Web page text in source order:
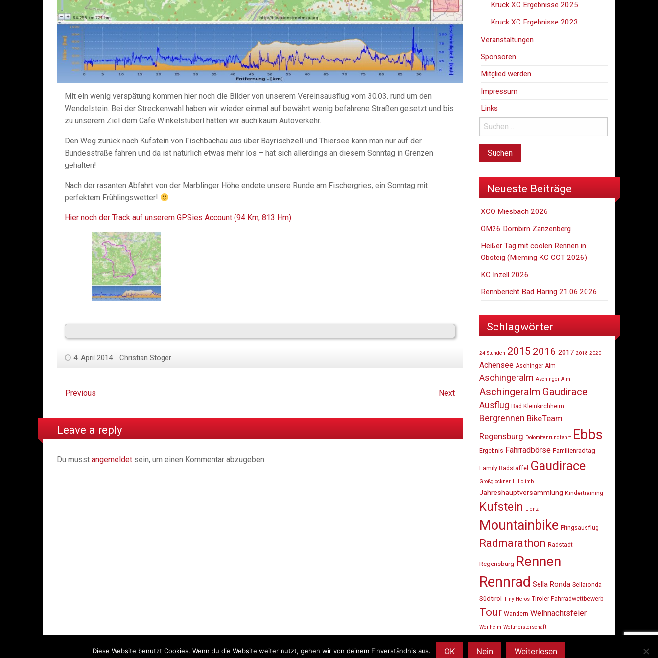
Mit ein wenig verspätung kommen hier noch die Bilder von unserem Vereinsausflug vom 30.03. rund um den
Wendelstein. Bei der Streckenwahl haben wir wieder einmal auf bewährt wenig befahrene Straßen gesetzt und bis
zu unserem Ziel dem Cafe Winkelstüberl hatten wir auch kaum Autoverkehr.
Den Weg zurück nach Kufstein von Fischbachau aus über Bayrischzell und Thiersee kann man nur auf der
Bundesstraße fahren und da ist natürlich etwas mehr los – hat sich allerdings an diesem Sonntag in Grenzen
gehalten!
Nach der rasanten Abfahrt von der Marblinger Höhe endete unsere Runde am Fischergries, ein Sonntag mit
perfektem Frühlingswetter!
Hier noch der Track auf unserem GPSies Account (94 Km, 813 Hm)
4. April 2014 Christian Stöger
Previous Next
Leave a reply
Du musst angemeldet sein, um einen Kommentar abzugeben.
Kruck XC Ergebnisse 2025
Kruck XC Ergebnisse 2023
Veranstaltungen
Sponsoren
Mitglied werden
Impressum
Links
Neueste Beiträge
XCO Miesbach 2026
ÖM26 Dornbirn Zanzenberg
Heißer Tag mit coolen Rennen in
Obsteig (Mieming KC CCT 2026)
KC Inzell 2026
Rennbericht Bad Häring 21.06.2026
Schlagwörter
24 Stunden 2015 2016 2017 2018 2020
Achensee Aschinger-Alm
Aschingeralm Aschinger Alm
Aschingeralm Gaudirace
Ausflug Bad Kleinkirchheim
Bergrennen BikeTeam
Regensburg Dolomitenrundfahrt Ebbs
Ergebnis Fahrradbörse Familienradtag
Family Radstaffel Gaudirace
Großglockner Hillclimb
Jahreshauptversammlung Kindertraining
Kufstein Lienz
Mountainbike Pfingsausflug
Radmarathon Radstadt
Regensburg Rennen
Rennrad Sella Ronda Sellaronda
Südtirol Tiny Heros Tiroler Fahrradwettbewerb
Tour Wandern Weihnachtsfeier
Weilheim Weltmeisterschaft
Diese Website benutzt Cookies. Wenn du die Website weiter nutzt, gehen wir von deinem Einverständnis aus. OK Nein Weiterlesen